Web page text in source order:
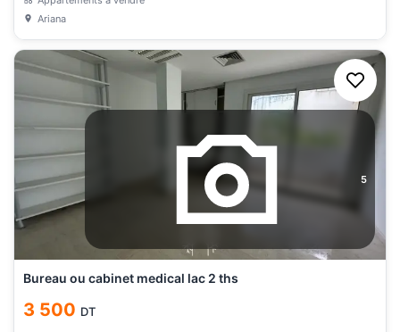
Ariana
5
Bureau ou cabinet medical lac 2 ths
3 500 DT